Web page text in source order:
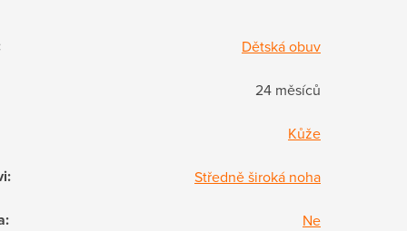
Dětská obuv
24 měsíců
Kůže
: Středně široká noha
: Ne